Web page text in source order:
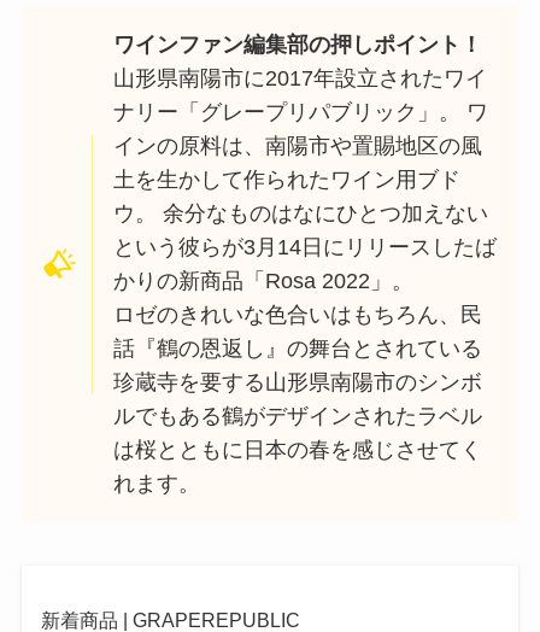
ワインファン編集部の押しポイント！
山形県南陽市に2017年設立されたワイ
ナリー「グレープリパブリック」。 ワ
インの原料は、南陽市や置賜地区の風
土を生かして作られたワイン用ブド
ウ。 余分なものはなにひとつ加えない
という彼らが3月14日にリリースしたば
かりの新商品「Rosa 2022」。
ロゼのきれいな色合いはもちろん、民
話『鶴の恩返し』の舞台とされている
珍蔵寺を要する山形県南陽市のシンボ
ルでもある鶴がデザインされたラベル
は桜とともに日本の春を感じさせてく
れます。
新着商品 | GRAPEREPUBLIC